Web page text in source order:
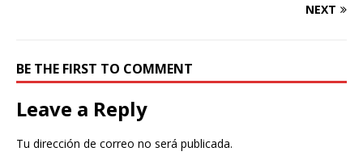
NEXT
BE THE FIRST TO COMMENT
Leave a Reply
Tu dirección de correo no será publicada.